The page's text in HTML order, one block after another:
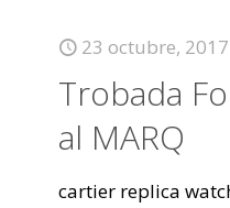
23 octubre, 2017
Trobada
al MARQ
cartier replica